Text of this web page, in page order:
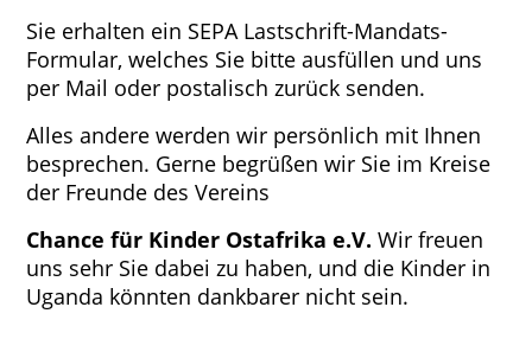
Sie erhalten ein SEPA Lastschrift-Mandats-
Formular, welches Sie bitte ausfüllen und uns
per Mail oder postalisch zurück senden.
Alles andere werden wir persönlich mit Ihnen
besprechen. Gerne begrüßen wir Sie im Kreise
der Freunde des Vereins
Chance für Kinder Ostafrika e.V. Wir freuen
uns sehr Sie dabei zu haben, und die Kinder in
Uganda könnten dankbarer nicht sein.